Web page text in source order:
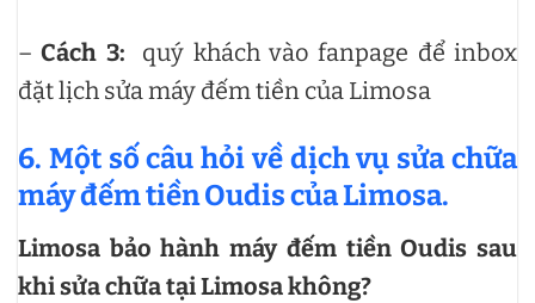
–Cách 3:
quý khách vào fanpage để inbox
đặt lịch sửa máy đếm tiền của Limosa
6. Một số câu hỏi về dịch vụ sửa chữa
máy đếm tiền Oudis của Limosa.
Limosa bảo hành máy đếm tiền Oudis sau
khi sửa chữa tại Limosa không?